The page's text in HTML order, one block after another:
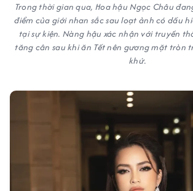
Trong thời gian qua, Hoa hậu Ngọc Châu
điểm của giới nhan sắc sau loạt ảnh có dấu
tại sự kiện. Nàng hậu xác nhận với truyền
tăng cân sau khi ăn Tết nên gương mặt tròn
khứ.